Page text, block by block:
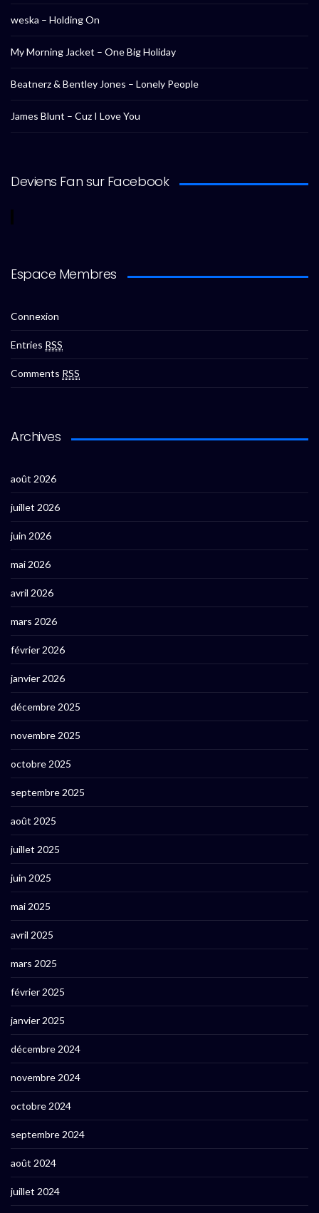
weska – Holding On
My Morning Jacket – One Big Holiday
Beatnerz & Bentley Jones – Lonely People
James Blunt – Cuz I Love You
Deviens Fan sur Facebook
Espace Membres
Connexion
Entries RSS
Comments RSS
Archives
août 2026
juillet 2026
juin 2026
mai 2026
avril 2026
mars 2026
février 2026
janvier 2026
décembre 2025
novembre 2025
octobre 2025
septembre 2025
août 2025
juillet 2025
juin 2025
mai 2025
avril 2025
mars 2025
février 2025
janvier 2025
décembre 2024
novembre 2024
octobre 2024
septembre 2024
août 2024
juillet 2024